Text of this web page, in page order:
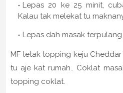
Lepas 20 ke 25 minit,
Kalau tak melekat tu
Lepas dah masak
MF letak topping keju
tu aje kat rumah.. Coklat
topping coklat.